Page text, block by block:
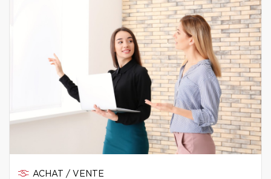
ACHAT / VENTE